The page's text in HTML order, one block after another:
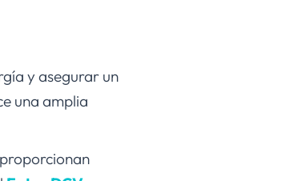
y asegurar un
una amplia
proporcionan